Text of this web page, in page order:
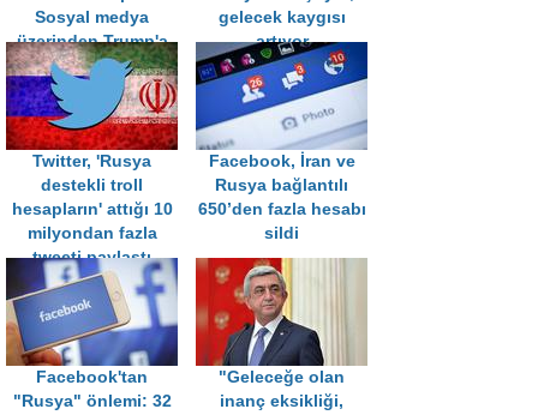
Sosyal medya
üzerinden Trump'a
yardım edildi
gelecek kaygısı
artıyor
Twitter, 'Rusya
destekli troll
hesapların' attığı 10
milyondan fazla
tweeti paylaştı
Facebook, İran ve
Rusya bağlantılı
650’den fazla hesabı
sildi
Facebook'tan
"Rusya" önlemi: 32
"Geleceğe olan
inanç eksikliği,